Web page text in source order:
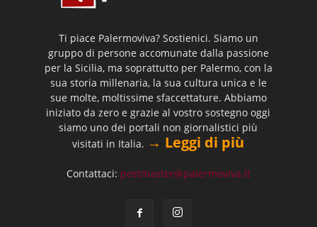
Ti piace Palermoviva? Sostienici. Siamo un
gruppo di persone accomunate dalla passione
per la Sicilia, ma soprattutto per Palermo, con la
sua storia millenaria, la sua cultura unica e le
sue molte, moltissime sfaccettature. Abbiamo
iniziato da zero e grazie al vostro sostegno oggi
siamo uno dei portali non giornalistici più
visitati in Italia. → Leggi di più
Contattaci: postmaster@palermoviva.it